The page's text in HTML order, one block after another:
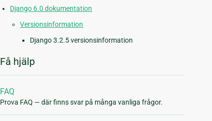
Django 6.0 dokumentation
Versionsinformation
Django 3.2.5 versionsinformation
Få hjälp
FAQ
Prova FAQ — där finns svar på många vanliga frågor.